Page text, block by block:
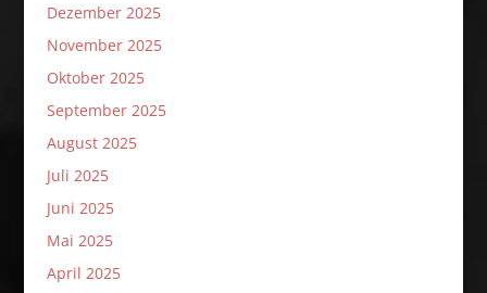
Dezember 2025
November 2025
Oktober 2025
September 2025
August 2025
Juli 2025
Juni 2025
Mai 2025
April 2025